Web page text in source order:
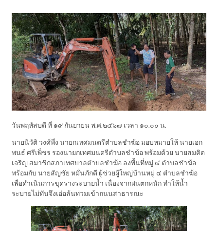
วันพฤหัสบดี ที่ ๑๙ กันยายน พ.ศ.๒๕๖๗ เวลา ๑๐.๐๐ น.
นายนิวัติ วงศ์พึ่ง นายกเทศมนตรีตำบลชำฆ้อ มอบหมายให้ นายเอก
พนธ์ ศรีเพ็ชร รองนายกเทศมนตรีตำบลชำฆ้อ พร้อมด้วย นายสมคิด
เจริญ สมาชิกสภาเทศบาลตำบลชำฆ้อ ลงพื้นที่หมู่ ๔ ตำบลชำฆ้อ
พร้อมกับ นายสัญชัย หมั่นภักดี ผู้ช่วยผู้ใหญ่บ้านหมู่ ๔ ตำบลชำฆ้อ
เพื่อดำเนินการขุดรางระบายน้ำ เนื่องจากฝนตกหนัก ทำให้น้ำ
ระบายไม่ทันจึงเอ่อล้นท่วมเข้าถนนสาธารณะ